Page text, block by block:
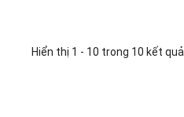
Hiển thị 1 - 10 trong 10 kết quả